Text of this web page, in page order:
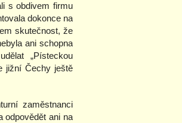
s obdivem firmu
dokonce na
skutečnost, že
ani schopna
„Písteckou
jižní Čechy ještě
zaměstnanci
odpovědět ani na